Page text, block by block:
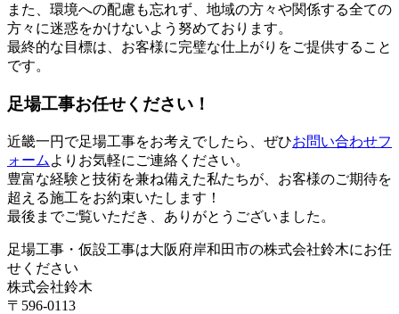
また、環境への配慮も忘れず、地域の方々や関係する全ての
方々に迷惑をかけないよう努めております。
最終的な目標は、お客様に完璧な仕上がりをご提供すること
です。
足場工事お任せください！
近畿一円で足場工事をお考えでしたら、ぜひお問い合わせフ
ォーム よりお気軽にご連絡ください。
豊富な経験と技術を兼ね備えた私たちが、お客様のご期待を
超える施工をお約束いたします！
最後までご覧いただき、ありがとうございました。
足場工事・仮設工事は大阪府岸和田市の株式会社鈴木にお任
せください
株式会社鈴木
〒596-0113